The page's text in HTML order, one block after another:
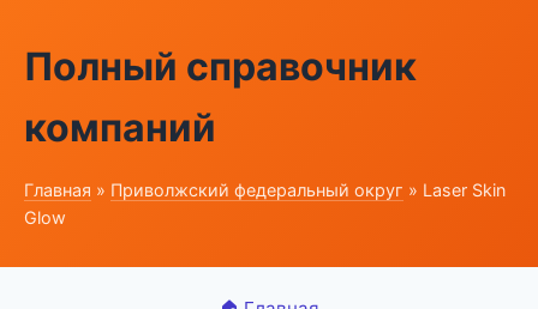
Полный справочник
компаний
Главная » Приволжский федеральный округ » Laser Skin
Glow